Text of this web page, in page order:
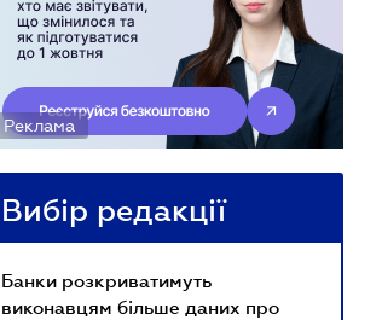
Реклама
Вибір редакції
Банки розкриватимуть
виконавцям більше даних про